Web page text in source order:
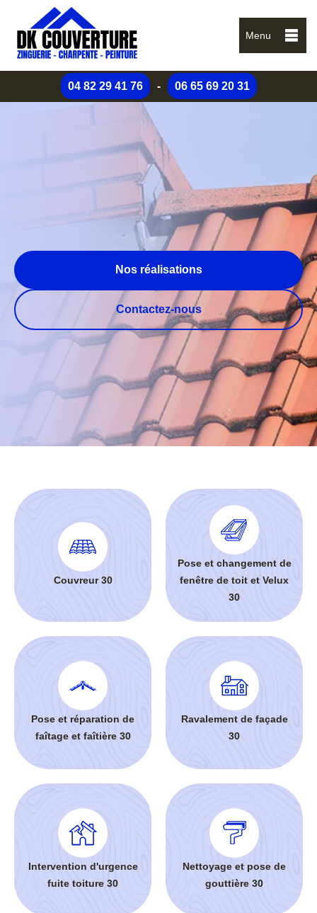
Menu
04 82 29 41 76 - 06 65 69 20 31
Nos réalisations
Contactez-nous
Couvreur 30
Pose et changement de
fenêtre de toit et Velux
30
Pose et réparation de
faîtage et faîtière 30
Ravalement de façade
30
Intervention d'urgence
fuite toiture 30
Nettoyage et pose de
gouttière 30